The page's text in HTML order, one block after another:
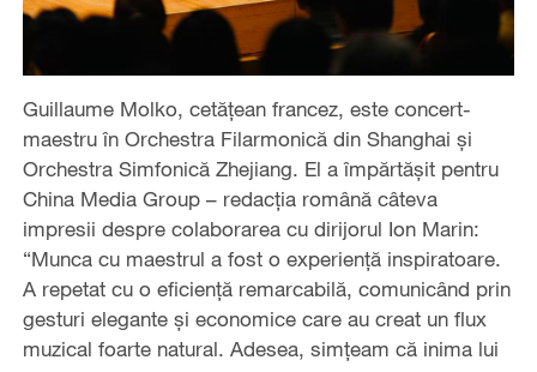
Guillaume Molko, cetățean francez, este concert-
maestru în Orchestra Filarmonică din Shanghai și
Orchestra Simfonică Zhejiang. El a împărtășit pentru
China Media Group – redacția română câteva
impresii despre colaborarea cu dirijorul Ion Marin:
“Munca cu maestrul a fost o experiență inspiratoare.
A repetat cu o eficiență remarcabilă, comunicând prin
gesturi elegante și economice care au creat un flux
muzical foarte natural. Adesea, simțeam că inima lui